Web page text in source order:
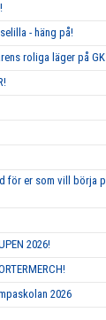
- häng på!
roliga läger på
för er som vill börja
2026!
2026